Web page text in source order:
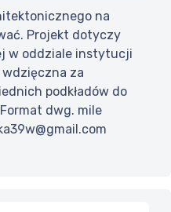
na
Projekt dotyczy
w oddziale instytucji
za
podkładów do
dwg. mile